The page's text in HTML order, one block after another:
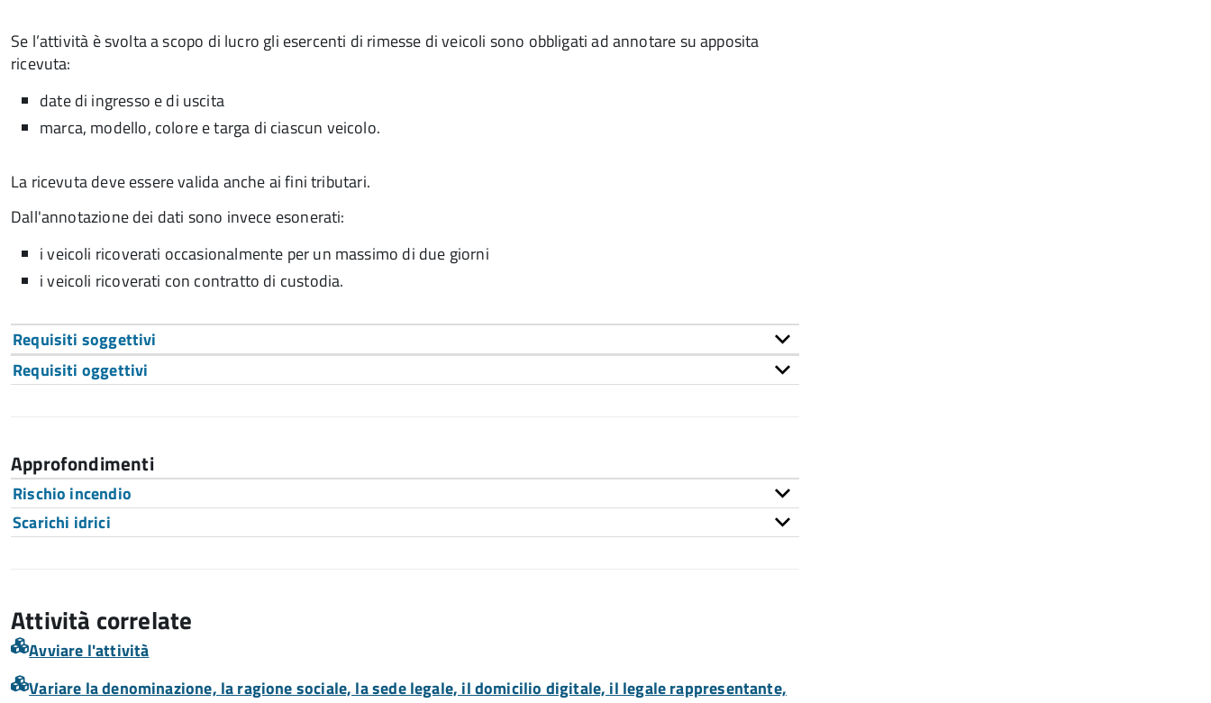
Se l’attività è svolta a scopo di lucro gli esercenti di rimesse di veicoli sono obbligati ad annotare su apposita
ricevuta:
date di ingresso e di uscita
marca, modello, colore e targa di ciascun veicolo.
La ricevuta deve essere valida anche ai fini tributari.
Dall'annotazione dei dati sono invece esonerati:
i veicoli ricoverati occasionalmente per un massimo di due giorni
i veicoli ricoverati con contratto di custodia.
Requisiti soggettivi
Requisiti oggettivi
Approfondimenti
Rischio incendio
Scarichi idrici
Attività correlate
Avviare l'attività
Variare la denominazione, la ragione sociale, la sede legale, il domicilio digitale, il legale rappresentante,